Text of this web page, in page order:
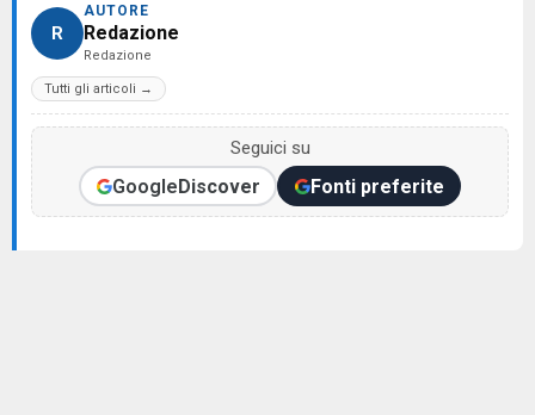
R
AUTORE
Redazione
Redazione
Tutti gli articoli →
Seguici su
GoogleDiscover Fonti preferite